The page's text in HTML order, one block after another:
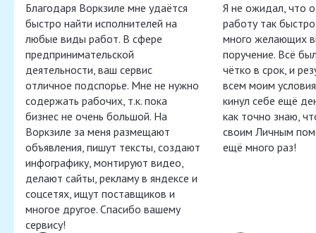
Благодаря Воркзиле мне удаётся
быстро найти исполнителей на
любые виды работ. В сфере
предпринимательской
деятельности, ваш сервис
отличное подспорье. Мне не нужно
содержать рабочих, т.к. пока
бизнес не очень большой. На
Воркзиле за меня размещают
объявления, пишут тексты, создают
инфографику, монтируют видео,
делают сайты, рекламу в яндексе и
соцсетях, ищут поставщиков и
многое другое. Спасибо вашему
сервису!
Я не ожидал, что
работу так
много желающих
поручение. Всё
чётко в срок, и
всем моим
кинул себе ещё
как точно знаю,
своим Личным
ещё много раз!